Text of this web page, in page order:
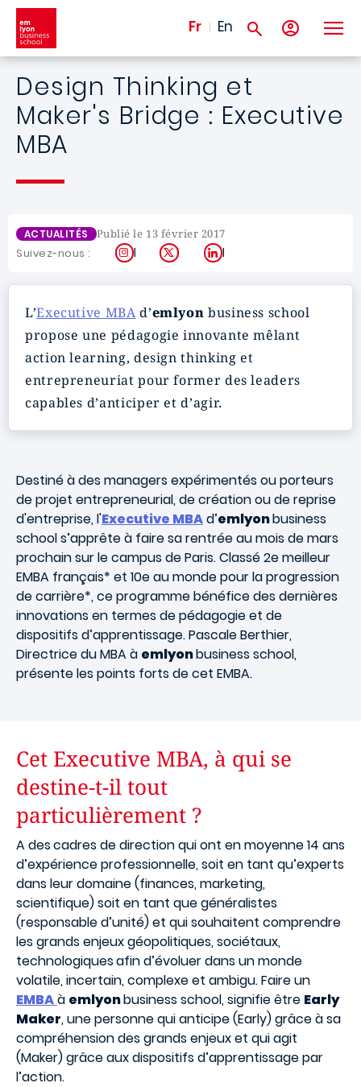
Aller au contenu principal
Fr En
Design Thinking et
Maker's Bridge : Executive
MBA
ACTUALITÉS Publié le 13 février 2017
Suivez-nous : Instagram
X LinkedIn
L’Executive MBAd’emlyon business school
propose une pédagogie innovante mêlant
action learning, design thinking et
entrepreneuriat pour former des leaders
capables d’anticiper et d’agir.
Destiné à des managers expérimentés ou porteurs
de projet entrepreneurial, de création ou de reprise
d'entreprise, l'Executive MBAd’emlyonbusiness
schools’apprête à faire sa rentrée au mois de mars
prochain sur le campus de Paris. Classé 2e meilleur
EMBA français* et 10e au monde pour la progression
de carrière*, ce programme bénéfice des dernières
innovations en termes de pédagogie et de
dispositifs d’apprentissage. Pascale Berthier,
Directrice du MBA à emlyonbusiness school,
présente les points forts de cet EMBA.
Cet Executive MBA, à qui se
destine-t-il tout
particulièrement ?
A descadres de direction qui ont en moyenne 14 ans
d’expérience professionnelle, soit en tant qu’experts
dans leur domaine (finances, marketing,
scientifique) soit en tant que généralistes
(responsable d’unité) et qui souhaitent comprendre
les grands enjeux géopolitiques, sociétaux,
technologiquesafin d’évoluer dans un monde
volatile, incertain, complexe et ambigu. Faire un
EMBAà emlyonbusiness school, signifie être Early
Maker, une personne qui anticipe (Early) grâce à sa
compréhension des grands enjeux et qui agit
(Maker) grâce aux dispositifs d’apprentissage par
l’action.